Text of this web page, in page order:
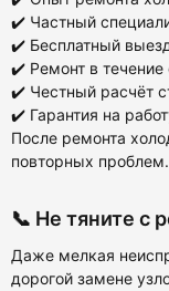
✔️ Частный
✔️ Бесплатный
✔️ Ремонт в течение
✔️ Честный расчёт
✔️ Гарантия на
После ремонта
повторных
📞 Не тяните с
Даже мелкая
дорогой замене